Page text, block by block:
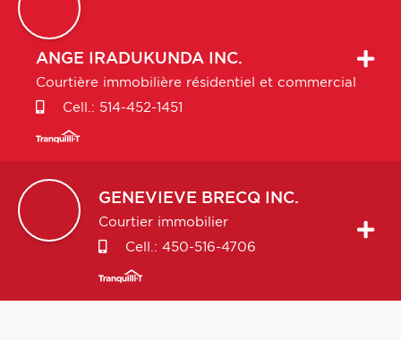
ANGE IRADUKUNDA INC.
Courtière immobilière résidentiel et commercial
Cell.: 514-452-1451
GENEVIEVE BRECQ INC.
Courtier immobilier
Cell.: 450-516-4706